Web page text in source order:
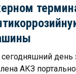
сегодняшний
АКЗ